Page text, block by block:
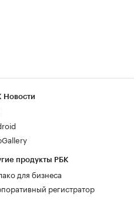
Новости
продукты РБК
для бизнеса
регистратор